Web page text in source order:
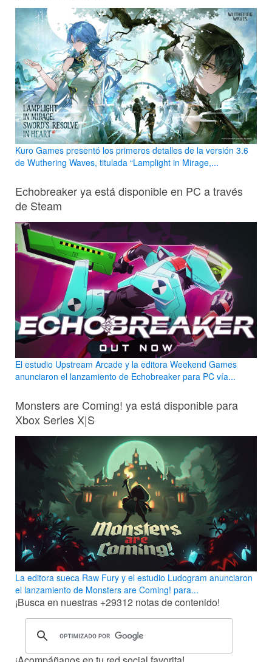
Kuro Games presentó los primeros detalles de la versión 3.6
de Wuthering Waves, titulada “Lamplight in Mirage,...
Echobreaker ya está disponible en PC a través
de Steam
El estudio Upstream Arcade y la editora Weekend Games
anunciaron el lanzamiento de Echobreaker para PC vía...
Monsters are Coming! ya está disponible para
Xbox Series X|S
La editora sueca Raw Fury y el estudio Ludogram anunciaron
el lanzamiento de Monsters are Coming! para...
¡Busca en nuestras +29312 notas de contenido!